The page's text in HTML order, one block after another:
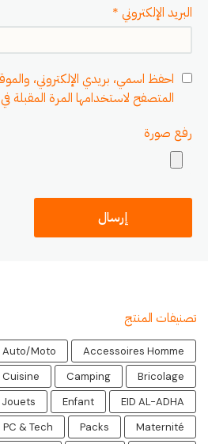
البريد الإلكتروني *
احفظ اسمي، بريدي الإلكتروني،
المتصفح لاستخدامها المرة المقبلة
رفع صورة
تصنيفات المنتج
Accessoires Homme
Auto/Moto
Bricolage
Camping
Cuisine
EID AL-ADHA
Enfant
Maternité
Packs
PC & Tech